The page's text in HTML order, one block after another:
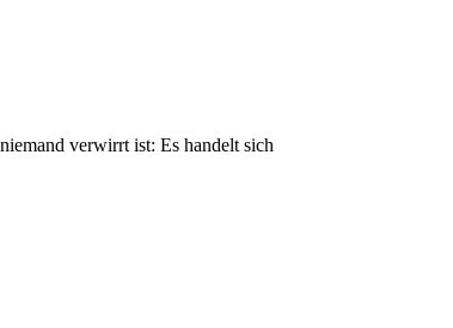
verwirrt ist: Es handelt sich